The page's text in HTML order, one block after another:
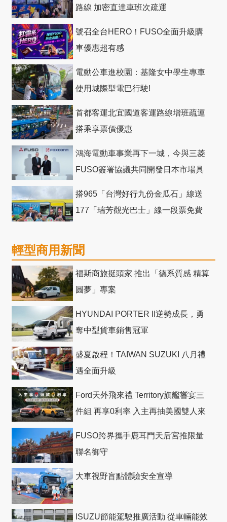
路線 加密直達車班次疏運
號召全台HERO！FUSO全面升級購
車優惠超有感
電動公車進校園：基隆女中學生專車
使用城際型電巴行駛!
首都客運北宜國道客運路線增班疏運
搭乘享票價優惠
鴻海電動車事業再下一城，今與三菱
FUSO簽署協議共同開發日本市場具
搭965「台灣好行九份金瓜石」線送
177「瑞芳觀光巴士」線一段票免費
輕型商用新聞
福斯商旅挺頭家 推出「德系質感 精算
圓夢」專案
HYUNDAI PORTER II逆勢成長，勇
奪中型貨車銷售冠軍
盛夏啟程！TAIWAN SUZUKI 八月禮
遇全面升級
Ford天外飛來禮 Territory旗艦響宴三
件組 再享0利率 入主再抽美國雙人來
FUSO跨界攜手鹿耳門天后宮推限量
聯名御守
大車視野盲點體驗安全宣導
ISUZU節能駕駛推廣活動 從車輛能效